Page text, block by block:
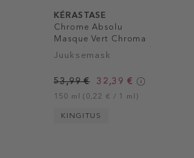
KÉRASTASE
Chrome Absolu
Masque Vert Chroma
Neutralisant Hair Mask
Juuksemask
53,99 € 32,39 €
150 ml (0,22 € / 1 ml)
KINGITUS